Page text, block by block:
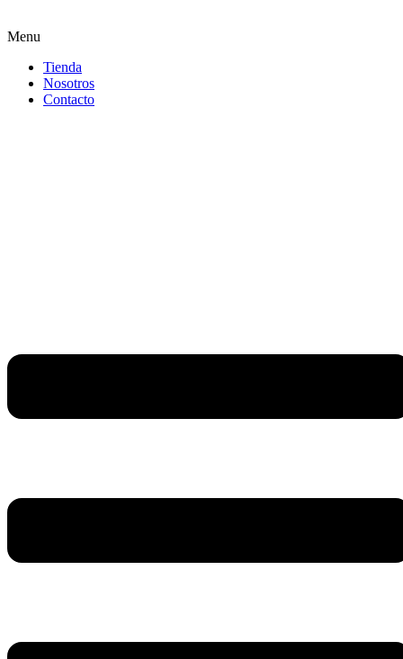
Menu
Tienda
Nosotros
Contacto